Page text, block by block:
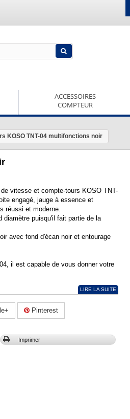
ACCESSOIRES
COMPTEUR
KOSO TNT-04 multifonctions noir
vitesse et compte-tours KOSO TNT-
engagé, jauge à essence et
réussi et moderne.
diamètre puisqu'il fait partie de la
avec fond d'écan noir et entourage
il est capable de vous donner votre
LIRE LA SUITE
Pinterest
Imprimer